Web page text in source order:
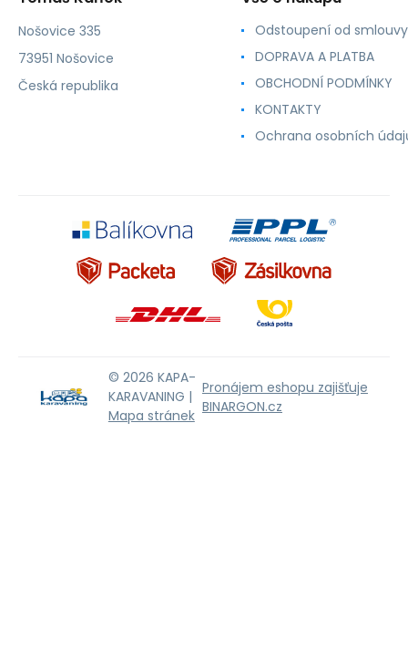
Nošovice 335
73951 Nošovice
Česká republika
Odstoupení od smlouvy
DOPRAVA A PLATBA
OBCHODNÍ PODMÍNKY
KONTAKTY
Ochrana osobních
© 2026 KAPA-
KARAVANING |
Mapa stránek
Pronájem eshopu zajišťuje
BINARGON.cz